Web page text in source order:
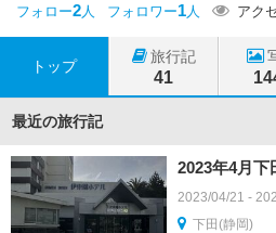
フォロー2人 フォロワー1人 アク
トップ
旅行記
41
最近の旅行記
2023年4月下
2023/04/21 -
下田(静岡)